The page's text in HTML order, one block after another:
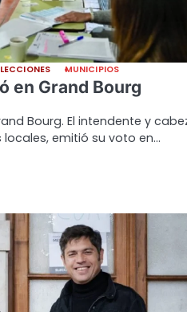
MUNICIPIOS
en Grand Bourg
Bourg. El intendente y
emitió su voto en…